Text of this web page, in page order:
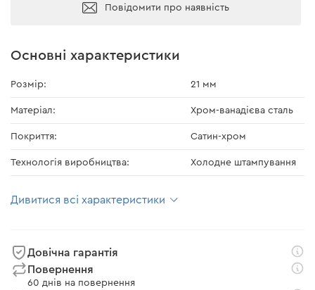
Повідомити про наявність
Основні характеристики
Розмір: 21 мм
Матеріал: Хром-ванадієва сталь
Покриття: Сатин-хром
Технологія виробництва: Холодне штампування
Дивитися всі характеристики
Довічна гарантія
Повернення
60 днів на повернення